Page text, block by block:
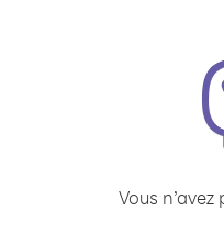
Vous